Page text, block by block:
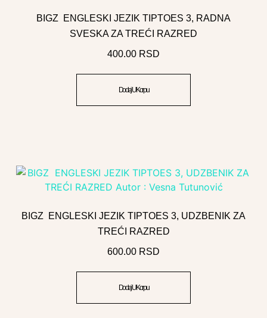
BIGZ ENGLESKI JEZIK TIPTOES 3, RADNA
SVESKA ZA TREĆI RAZRED
400.00 RSD
Dodaj U Korpu
BIGZ ENGLESKI JEZIK TIPTOES 3, UDZBENIK ZA
TREĆI RAZRED
600.00 RSD
Dodaj U Korpu